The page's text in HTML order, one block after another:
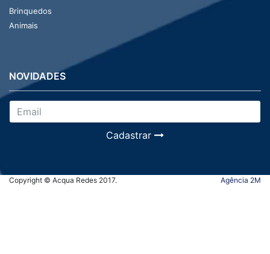
Brinquedos
Animais
NOVIDADES
Cadastrar
Copyright © Acqua Redes 2017. Agência 2M